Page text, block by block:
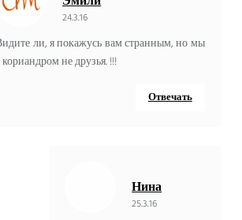
24.3.16
ли, я покажусь вам странным, но мы
кориандром не друзья. !!!
Отвечать
Нина
25.3.16